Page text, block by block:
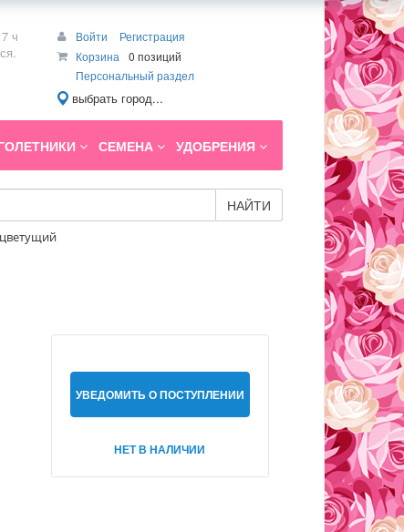
ч
Войти
Регистрация
Корзина
0 позиций
Персональный раздел
выбрать город...
СЕМЕНА УДОБРЕНИЯ
НАЙТИ
УВЕДОМИТЬ О ПОСТУПЛЕНИИ
НЕТ В НАЛИЧИИ